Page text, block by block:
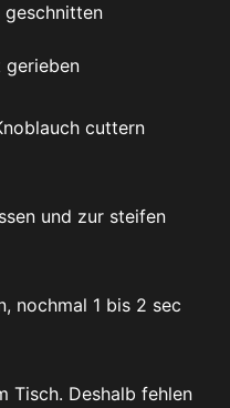
geschnitten
gerieben
cuttern
und zur steifen
nochmal 1 bis 2 sec
Tisch. Deshalb fehlen